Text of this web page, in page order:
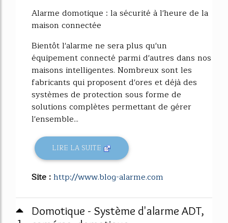
Alarme domotique : la sécurité à l'heure de la
maison connectée
Bientôt l'alarme ne sera plus qu'un
équipement connecté parmi d'autres dans nos
maisons intelligentes. Nombreux sont les
fabricants qui proposent d'ores et déjà des
systèmes de protection sous forme de
solutions complètes permettant de gérer
l'ensemble...
LIRE LA SUITE
Site :http://www.blog-alarme.com
Domotique - Système d'alarme ADT,